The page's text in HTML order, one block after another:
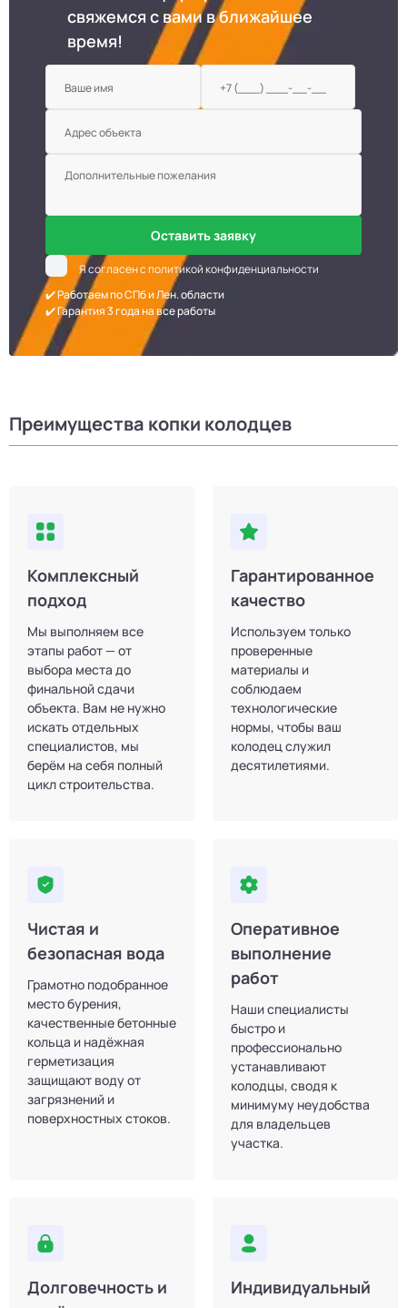
свяжемся с вами в ближайшее
время!
Оставить заявку
Я согласен с политикой конфиденциальности
✔️ Работаем по СПб и Лен. области
✔️ Гарантия 3 года на все работы
Преимущества копки колодцев
Комплексный
подход
Мы выполняем все
этапы работ — от
выбора места до
финальной сдачи
объекта. Вам не нужно
искать отдельных
специалистов, мы
берём на себя полный
цикл строительства.
Гарантированное
качество
Используем только
проверенные
материалы и
соблюдаем
технологические
нормы, чтобы ваш
колодец служил
десятилетиями.
Чистая и
безопасная вода
Грамотно подобранное
место бурения,
качественные бетонные
кольца и надёжная
герметизация
защищают воду от
загрязнений и
поверхностных стоков.
Оперативное
выполнение
работ
Наши специалисты
быстро и
профессионально
устанавливают
колодцы, сводя к
минимуму неудобства
для владельцев
участка.
Долговечность и
Индивидуальный